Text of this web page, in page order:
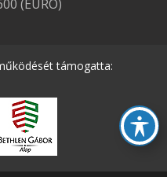
(EURO)
támogatta: